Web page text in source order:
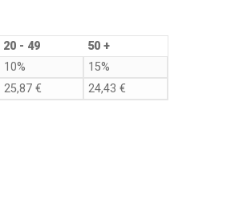
20 - 49
50 +
10%
15%
25,87€ 24,43€